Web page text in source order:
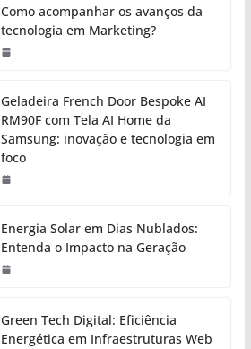
Como acompanhar os avanços da
tecnologia em Marketing?
Geladeira French Door Bespoke AI
RM90F com Tela AI Home da
Samsung: inovação e tecnologia em
foco
Energia Solar em Dias Nublados:
Entenda o Impacto na Geração
Green Tech Digital: Eficiência
Energética em Infraestruturas Web